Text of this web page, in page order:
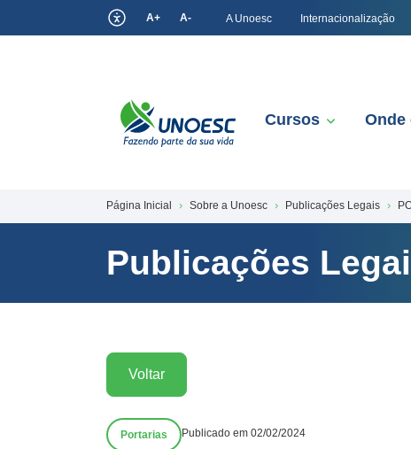
A+ A- A Unoesc Internacionalização
Cursos Onde
Página Inicial Sobre a Unoesc Publicações Legais
Publicações
Voltar
Portarias Publicado em 02/02/2024